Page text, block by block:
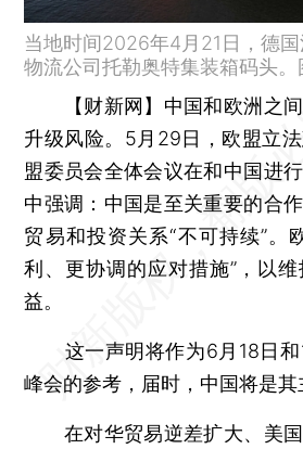
当地时间2026年4月21日，德
物流公司托勒奥特集装箱码头。
【财新网】 中国和欧洲之
升级风险。5月29日，欧盟立
盟委员会全体会议在和中国进
中强调：中国是至关重要的合
贸易和投资关系“不可持续”。
利、更协调的应对措施”，以
益。
这一声明将作为6月18日和
峰会的参考，届时，中国将是其
在对华贸易逆差扩大、美国